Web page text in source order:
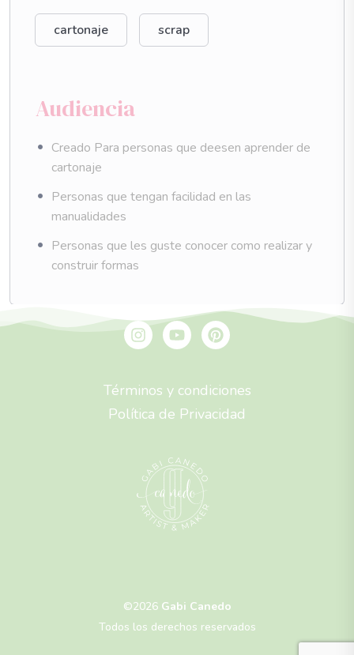
cartonaje scrap
Audiencia
Creado Para personas que deesen aprender de
cartonaje
Personas que tengan facilidad en las
manualidades
Personas que les guste conocer como realizar y
construir formas
Términos y condiciones
Política de Privacidad
©2026 Gabi Canedo
Todos los derechos reservados